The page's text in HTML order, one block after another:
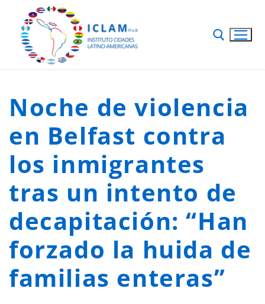
Noche de violencia
en Belfast contra
los inmigrantes
tras un intento de
decapitación: “Han
forzado la huida de
familias enteras”